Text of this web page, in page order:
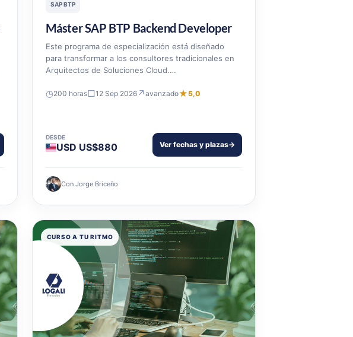
SAP BTP
Máster SAP BTP Backend Developer
Este programa de especialización está diseñado
para transformar a los consultores tradicionales en
Arquitectos de Soluciones Cloud.…
◷200 horas□12 Sep 2026↗ avanzado★5,0
DESDE
USD US$880 Ver fechas y plazas→
Con Jorge Briceño
CURSO A TU RITMO